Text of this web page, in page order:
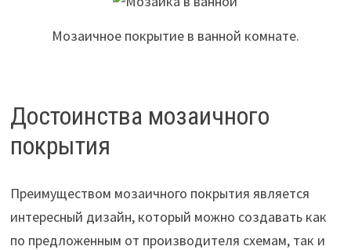
Мозаичное покрытие в ванной комнате.
Достоинства мозаичного
покрытия
Преимуществом мозаичного покрытия является
интересный дизайн, который можно создавать как
по предложенным от производителя схемам, так и